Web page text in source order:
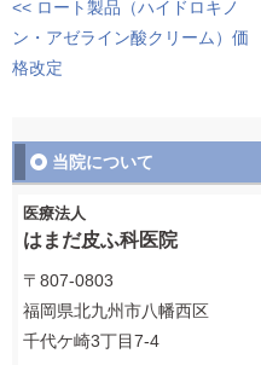
<< ロート製品（ハイドロキノ
ン・アゼライン酸クリーム）価
格改定
当院について
医療法人
はまだ皮ふ科医院
〒807-0803
福岡県北九州市八幡西区
千代ケ崎3丁目7-4